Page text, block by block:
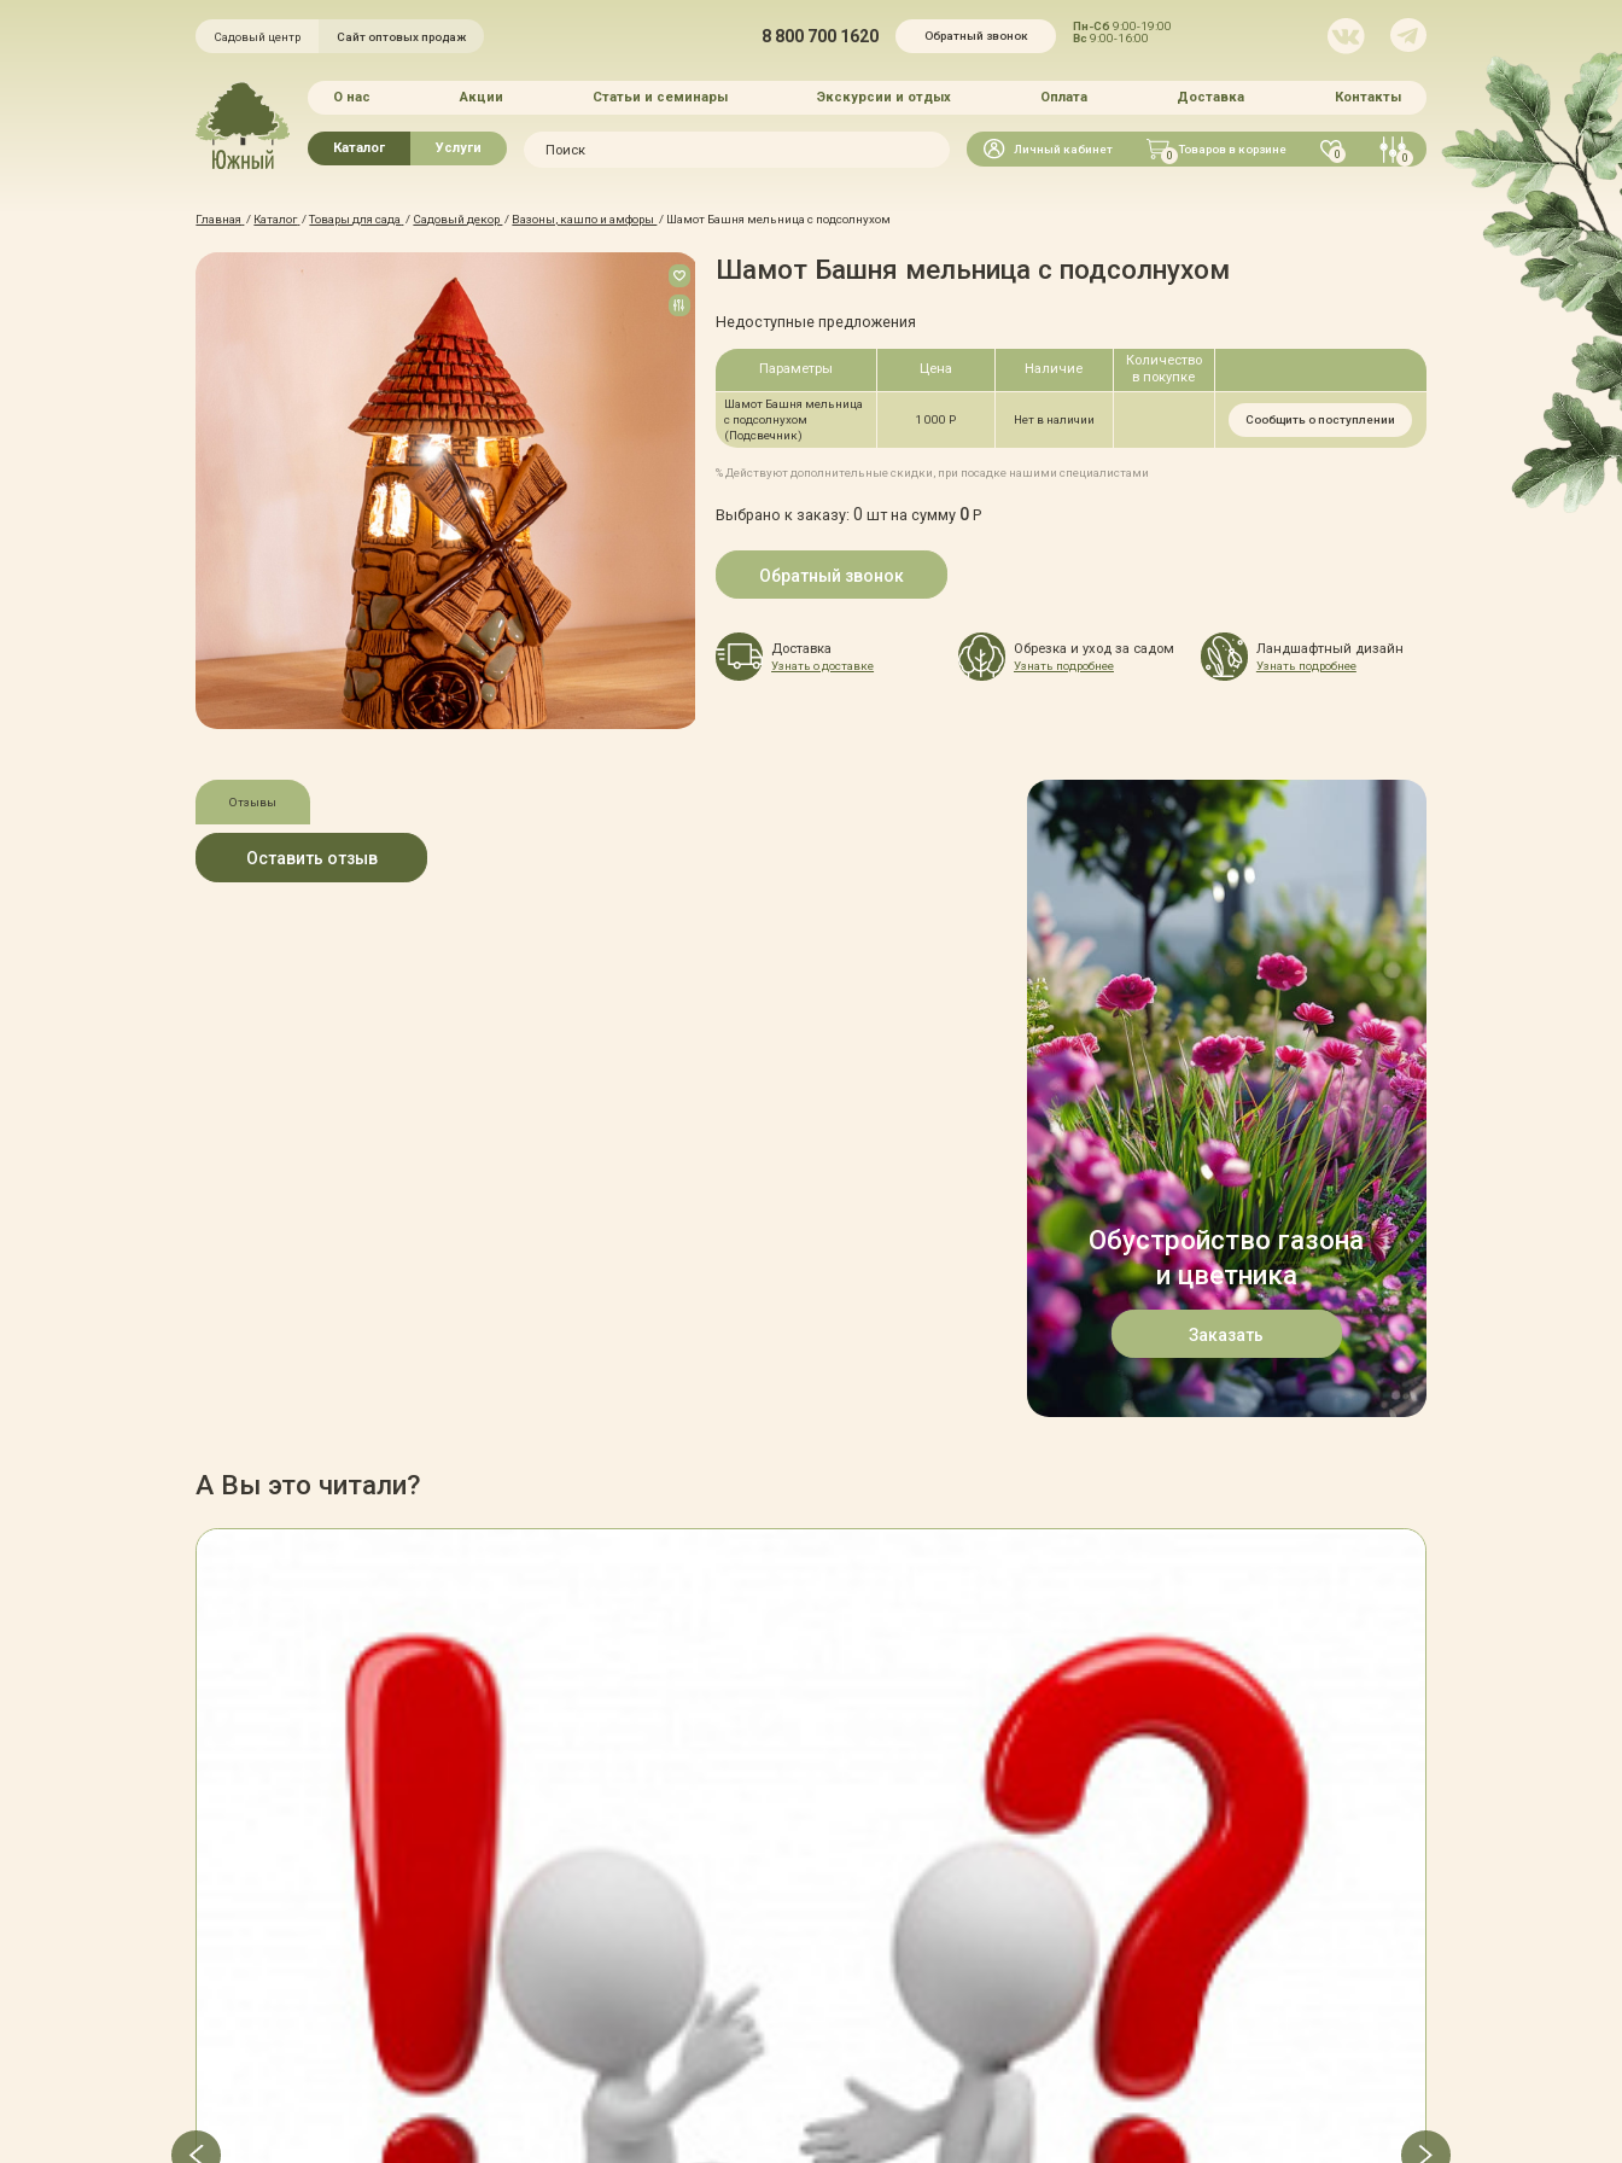
Садовый центр Сайт оптовых продаж 8 800 700 1620 Обратный звонок
Пн-Сб9:00-19:00
Вс9:00-16:00
О нас Акции Статьи и семинары Экскурсии и отдых Оплата Доставка Контакты
Каталог
Хвойные растения
Лиственные растения
Водные растения
Растения вертикального
озеленения
Формованные растения
Экостория
Товары для сада
Грунты, удобрения, отсыпка
Зимние товары
Крупномеры
Консультации специалистов
Полезная литература
Прайс-листы
Системы скидок, программы
лояльности
Услуги
Благоустройство и озеленение
Зимние услуги
Уход за садом
Портфолио
Прайс-листы
Правила оказания услуг
Доставка
Оплата
Гарантии
Автополив
Искать
Личный кабинет 0 Товаров в корзине 0 0
Главная / Каталог /Товары для сада / Садовый декор / Вазоны, кашпо и амфоры / Шамот Башня мельница с подсолнухом
Шамот Башня мельница с подсолнухом
Недоступные предложения
Параметры Цена Наличие
Количество
в покупке
Шамот Башня мельница
с подсолнухом
(Подсвечник)
1 000 Р Нет в наличии Сообщить о поступлении
% Действуют дополнительные скидки, при посадке нашими специалистами
Выбрано к заказу: 0 шт на сумму 0Р
Обратный звонок
Доставка
Узнать о доставке
Обрезка и уход за садом
Узнать подробнее
Ландшафтный дизайн
Узнать подробнее
Отзывы
Оставить отзыв
Обустройство газона
и цветника
Заказать
А Вы это читали?